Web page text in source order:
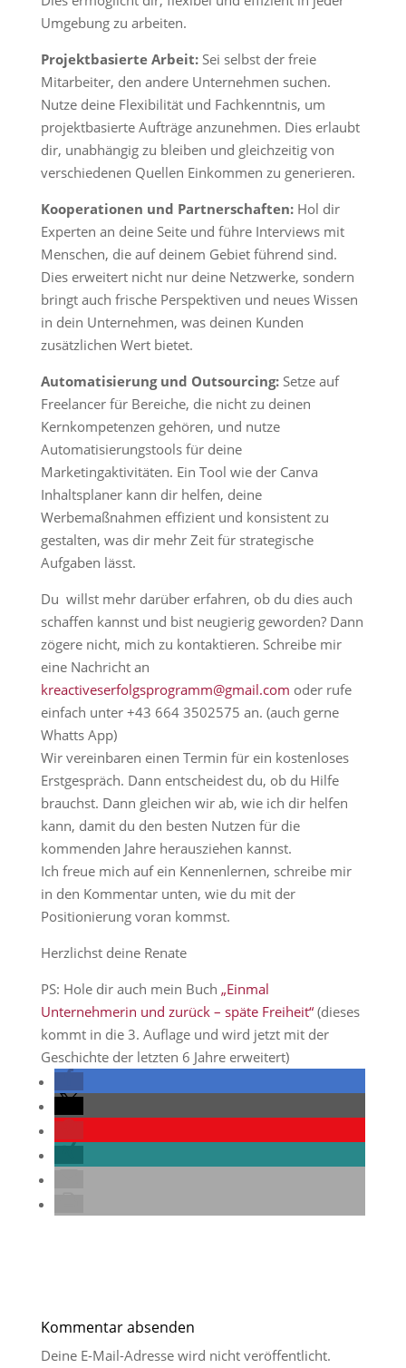
Umgebung zu arbeiten.
Projektbasierte Arbeit:Sei selbst der freie
Mitarbeiter, den andere Unternehmen suchen.
Nutze deine Flexibilität und Fachkenntnis, um
projektbasierte Aufträge anzunehmen. Dies erlaubt
dir, unabhängig zu bleiben und gleichzeitig von
verschiedenen Quellen Einkommen zu generieren.
Kooperationen und Partnerschaften:Hol dir
Experten an deine Seite und führe Interviews mit
Menschen, die auf deinem Gebiet führend sind.
Dies erweitert nicht nur deine Netzwerke, sondern
bringt auch frische Perspektiven und neues Wissen
in dein Unternehmen, was deinen Kunden
zusätzlichen Wert bietet.
Automatisierung und Outsourcing: Setze auf
Freelancer für Bereiche, die nicht zu deinen
Kernkompetenzen gehören, und nutze
Automatisierungstools für deine
Marketingaktivitäten. Ein Tool wie der Canva
Inhaltsplaner kann dir helfen, deine
Werbemaßnahmen effizient und konsistent zu
gestalten, was dir mehr Zeit für strategische
Aufgaben lässt.
Du willst mehr darüber erfahren, ob du dies auch
schaffen kannst und bist neugierig geworden? Dann
zögere nicht, mich zu kontaktieren. Schreibe mir
eine Nachricht an
kreactiveserfolgsprogramm@gmail.com oder rufe
einfach unter +43 664 3502575 an. (auch gerne
Whatts App)
Wir vereinbaren einen Termin für ein kostenloses
Erstgespräch. Dann entscheidest du, ob du Hilfe
brauchst. Dann gleichen wir ab, wie ich dir helfen
kann, damit du den besten Nutzen für die
kommenden Jahre herausziehen kannst.
Ich freue mich auf ein Kennenlernen, schreibe mir
in den Kommentar unten, wie du mit der
Positionierung voran kommst.
Herzlichst deine Renate
PS: Hole dir auch mein Buch „Einmal
Unternehmerin und zurück – späte Freiheit“(dieses
kommt in die 3. Auflage und wird jetzt mit der
Geschichte der letzten 6 Jahre erweitert)
Kommentar absenden
Deine E-Mail-Adresse wird nicht veröffentlicht.